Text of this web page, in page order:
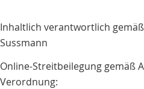
Inhaltlich verantwortlich
Sussmann
Online-Streitbeilegung gemäß
Verordnung: